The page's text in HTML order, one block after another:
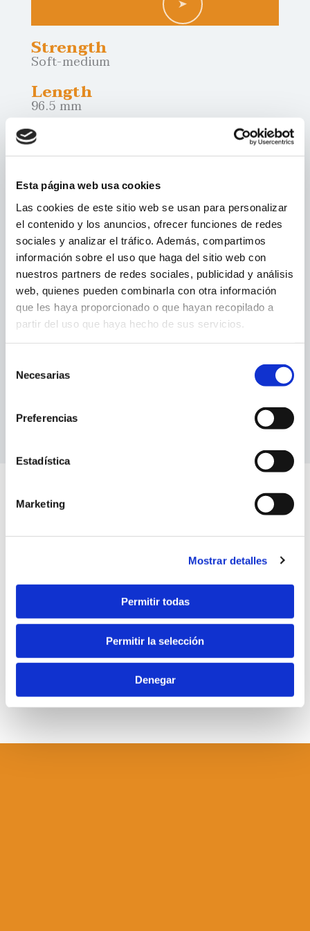
Esta página web usa cookies
Las cookies de este sitio web se usan para personalizar
el contenido y los anuncios, ofrecer funciones de redes
sociales y analizar el tráfico. Además, compartimos
información sobre el uso que haga del sitio web con
nuestros partners de redes sociales, publicidad y análisis
web, quienes pueden combinarla con otra información
que les haya proporcionado o que hayan recopilado a
partir del uso que haya hecho de sus servicios.
Necesarias
Preferencias
Estadística
Marketing
Mostrar detalles
Permitir todas
Permitir la selección
Denegar
Strength
soft-medium
Length
96.5 mm
Diameter
8.8 mm
Weight
1.2 gr
Presentation
packs of 10 and 20 units
SEARCH POINTS OF SALE
GO TO MONTECRISTO